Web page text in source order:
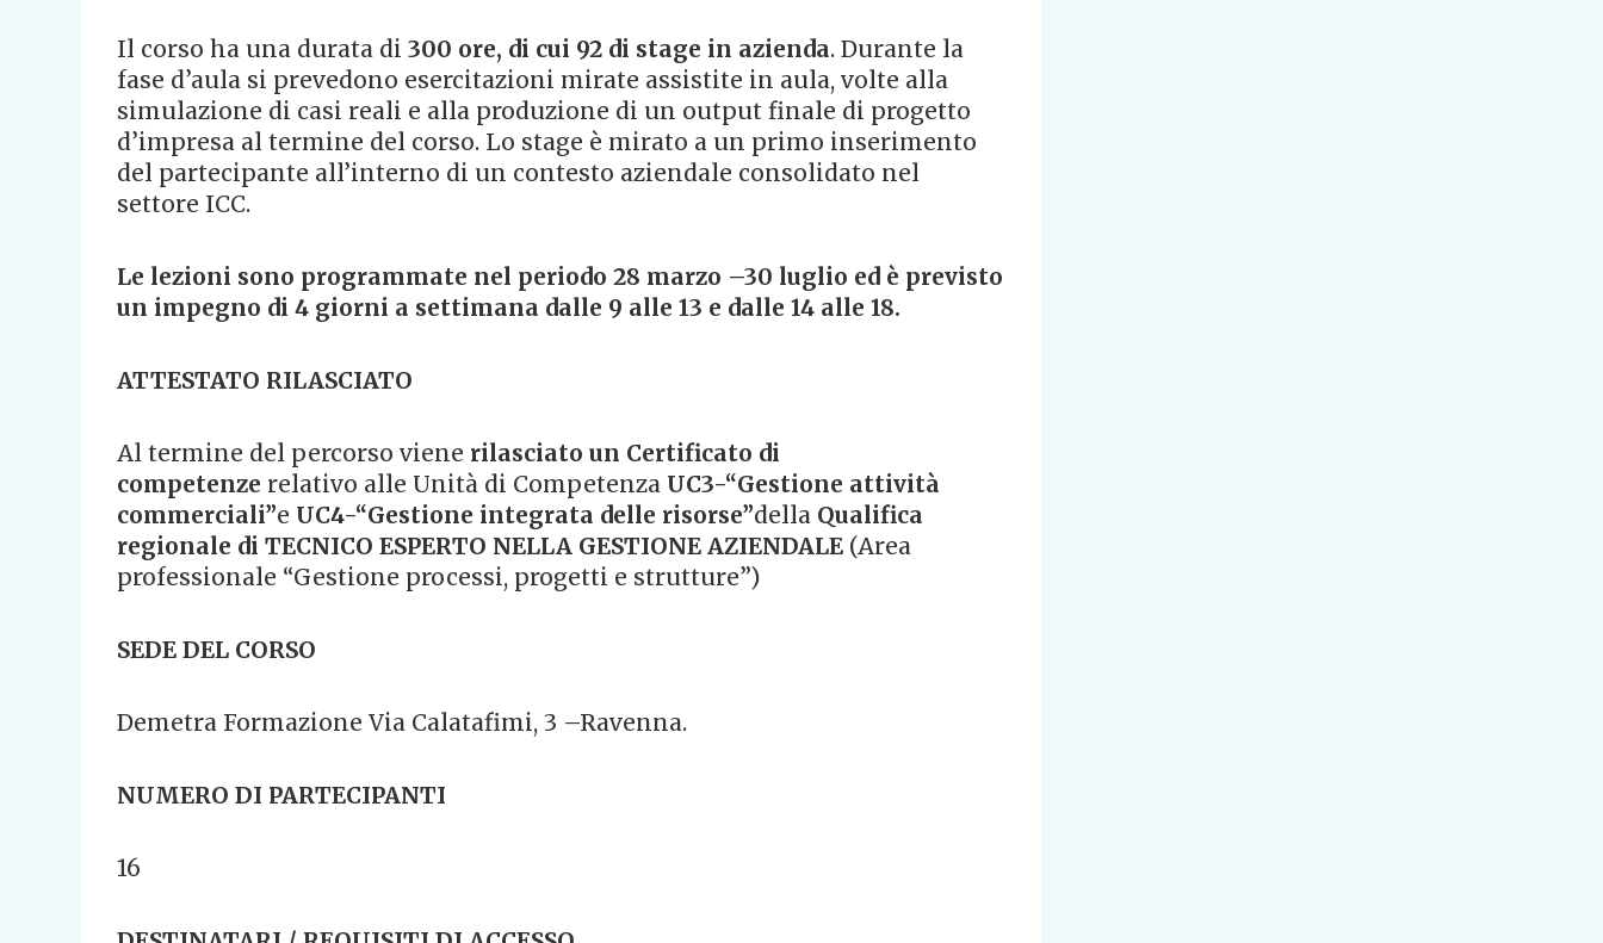
Il corso ha una durata di 300 ore, di cui 92 di stage in azienda. Durante la
fase d’aula si prevedono esercitazioni mirate assistite in aula, volte alla
simulazione di casi reali e alla produzione di un output finale di progetto
d’impresa al termine del corso. Lo stage è mirato a un primo inserimento
del partecipante all’interno di un contesto aziendale consolidato nel
settore ICC.
Le lezioni sono programmate nel periodo 28 marzo –30 luglio ed è previsto
un impegno di 4 giorni a settimana dalle 9 alle 13 e dalle 14 alle 18.
ATTESTATO RILASCIATO
Al termine del percorso viene rilasciato un Certificato di
competenze relativo alle Unità di Competenza UC3-“Gestione attività
commerciali”e UC4-“Gestione integrata delle risorse”della Qualifica
regionale di TECNICO ESPERTO NELLA GESTIONE AZIENDALE (Area
professionale “Gestione processi, progetti e strutture”)
SEDE DEL CORSO
Demetra Formazione Via Calatafimi, 3 –Ravenna.
NUMERO DI PARTECIPANTI
16